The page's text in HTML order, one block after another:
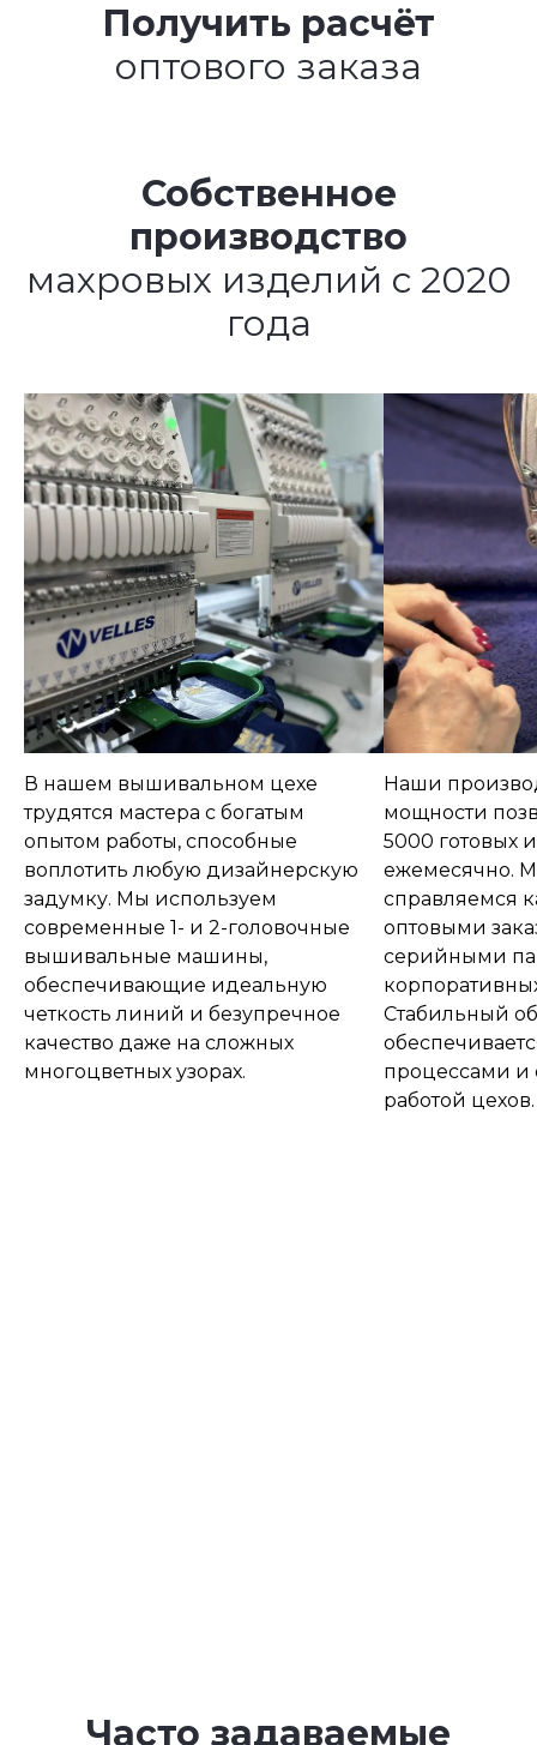
Получить расчёт
оптового заказа
Собственное
производство
махровых изделий с 2020
года
В нашем вышивальном цехе
трудятся мастера с богатым
опытом работы, способные
воплотить любую дизайнерскую
задумку. Мы используем
современные 1- и 2-головочные
вышивальные машины,
обеспечивающие идеальную
четкость линий и безупречное
качество даже на сложных
многоцветных узорах.
Наши
мощности
5000 готовых
ежемесячно.
справляемся
оптовыми
серийными
Стабильный
процессами
работой цехов.
Часто задаваемые